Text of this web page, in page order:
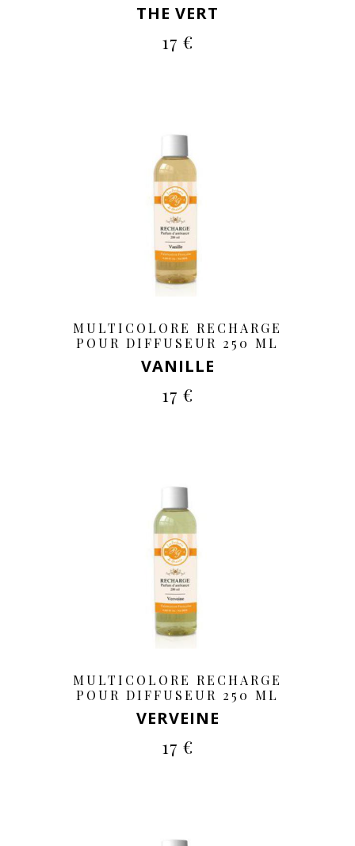
THE VERT
17 €
MULTICOLORE RECHARGE
POUR DIFFUSEUR 250 ML
VANILLE
17 €
MULTICOLORE RECHARGE
POUR DIFFUSEUR 250 ML
VERVEINE
17 €